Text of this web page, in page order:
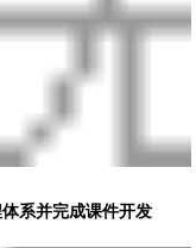
系并完成课件开发